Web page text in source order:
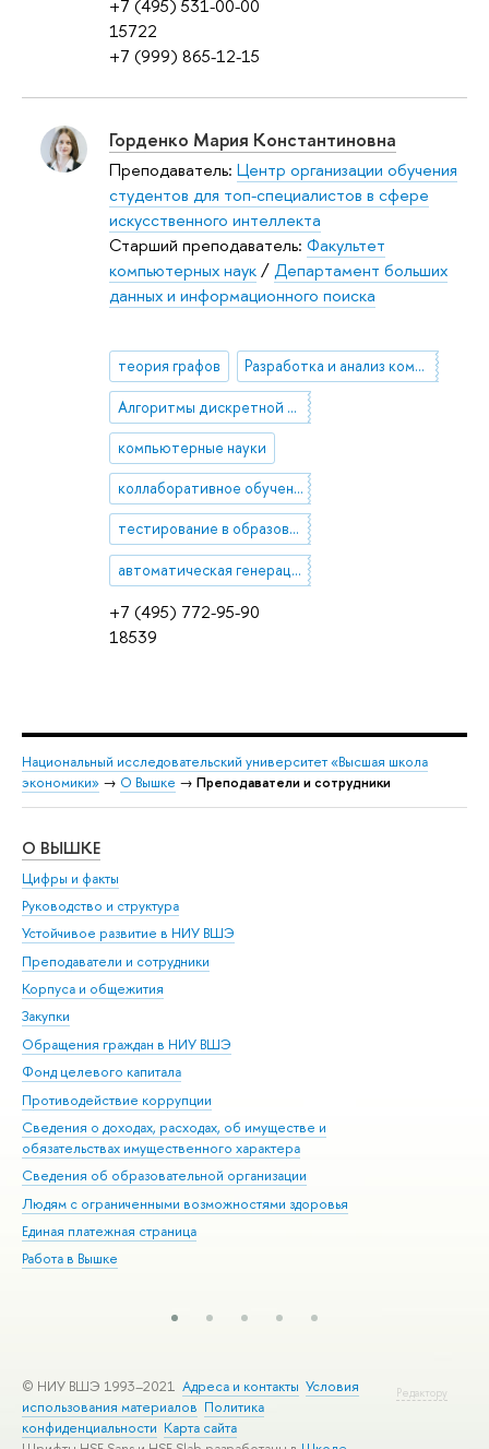
+7 (495) 531-00-00
15722
+7 (999) 865-12-15
+7 (495) 772-95-90
18539
Горденко Мария Константиновна
Преподаватель: Центр организации обучения
студентов для топ-специалистов в сфере
искусственного интеллекта
Старший преподаватель: Факультет
компьютерных наук/Департамент больших
данных и информационного поиска
теория графов Разработка и анализ компьютерных алгоритмов
Алгоритмы дискретной оптимизации
компьютерные науки
коллаборативное обучение
тестирование в образовании
автоматическая генерация заданий
Национальный исследовательский университет «Высшая школа
экономики» → О Вышке → Преподаватели и сотрудники
О ВЫШКЕ
Цифры и факты
Руководство и структура
Устойчивое развитие в НИУ ВШЭ
Преподаватели и сотрудники
Корпуса и общежития
Закупки
Обращения граждан в НИУ ВШЭ
Фонд целевого капитала
Противодействие коррупции
Сведения о доходах, расходах, об имуществе и
обязательствах имущественного характера
Сведения об образовательной организации
Людям с ограниченными возможностями здоровья
Единая платежная страница
Работа в Вышке
Редактору
© НИУ ВШЭ 1993–2021 Адреса и контакты Условия
использования материалов Политика
конфиденциальности Карта сайта